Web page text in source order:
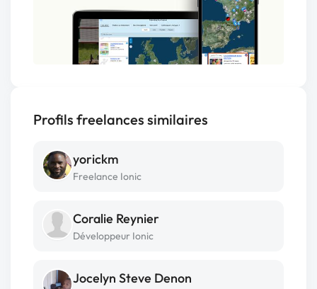
Profils freelances similaires
yorickm
Freelance Ionic
Coralie Reynier
Développeur Ionic
Jocelyn Steve Denon